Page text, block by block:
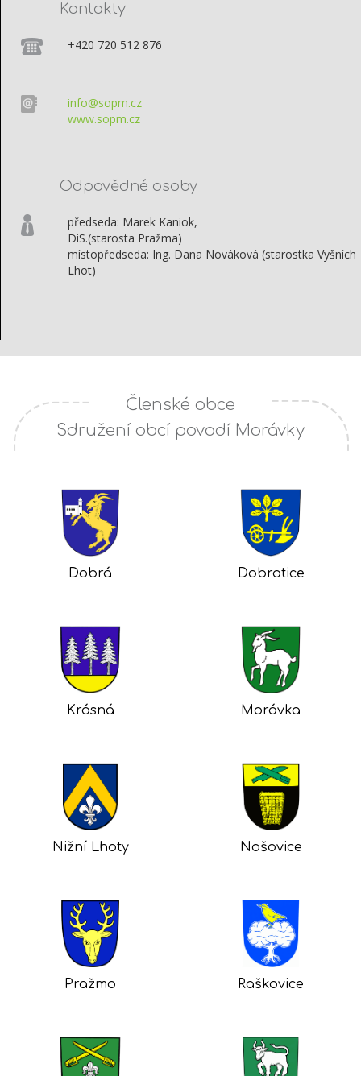
Kontakty
+420 720 512 876
info@sopm.cz
www.sopm.cz
Odpovědné osoby
předseda: Marek Kaniok,
DiS.(starosta Pražma)
místopředseda: Ing. Dana Nováková (starostka Vyšních
Lhot)
Členské obce
Sdružení obcí povodí Morávky
Dobrá Dobratice
Krásná Morávka
Nižní Lhoty Nošovice
Pražmo Raškovice